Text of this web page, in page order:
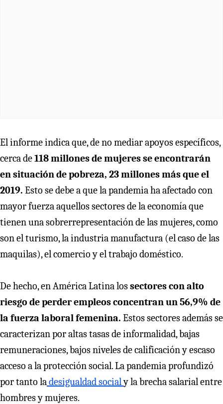
El informe indica que, de no mediar apoyos específicos,
cerca de118 millones de mujeres se encontrarán
en situación de pobreza, 23 millones más que el
2019. Esto se debe a que la pandemia ha afectado con
mayor fuerza aquellos sectores de la economía que
tienen una sobrerrepresentación de las mujeres, como
son el turismo, la industria manufactura (el caso de las
maquilas), el comercio y el trabajo doméstico.
De hecho, en América Latina lossectores con alto
riesgo de perder empleos concentran un 56,9% de
la fuerza laboral femenina. Estos sectores además se
caracterizan por altas tasas de informalidad, bajas
remuneraciones, bajos niveles de calificación y escaso
acceso a la protección social. La pandemia profundizó
por tanto ladesigualdad socialy la brecha salarial entre
hombres y mujeres.